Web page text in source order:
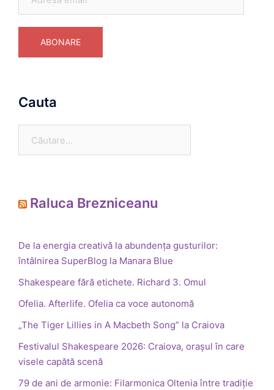
email
ABONARE
Cauta
după:
Raluca Brezniceanu
De la energia creativă la abundența gusturilor:
întâlnirea SuperBlog la Manara Blue
Shakespeare fără etichete. Richard 3. Omul
Ofelia. Afterlife. Ofelia ca voce autonomă
„The Tiger Lillies in A Macbeth Song” la Craiova
Festivalul Shakespeare 2026: Craiova, orașul în care
visele capătă scenă
79 de ani de armonie: Filarmonica Oltenia între tradiție